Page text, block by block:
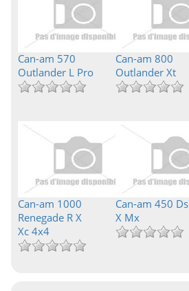
Can-am 570
Outlander L Pro
Can-am 800
Outlander Xt
Can-am 1000
Renegade R X
Xc 4x4
Can-am 450 Ds
X Mx